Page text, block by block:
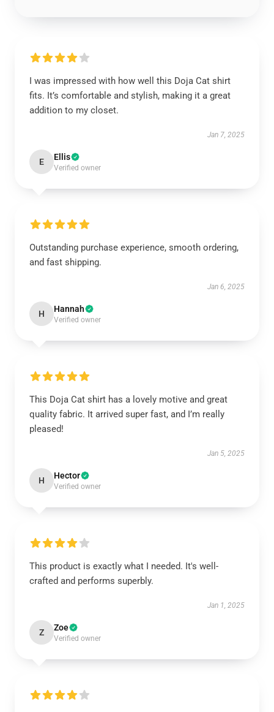
I was impressed with how well this Doja Cat shirt
fits. It’s comfortable and stylish, making it a great
addition to my closet.
Jan 7, 2025
E Ellis
Verified owner
Outstanding purchase experience, smooth ordering,
and fast shipping.
Jan 6, 2025
H Hannah
Verified owner
This Doja Cat shirt has a lovely motive and great
quality fabric. It arrived super fast, and I’m really
pleased!
Jan 5, 2025
H Hector
Verified owner
This product is exactly what I needed. It's well-
crafted and performs superbly.
Jan 1, 2025
Z Zoe
Verified owner